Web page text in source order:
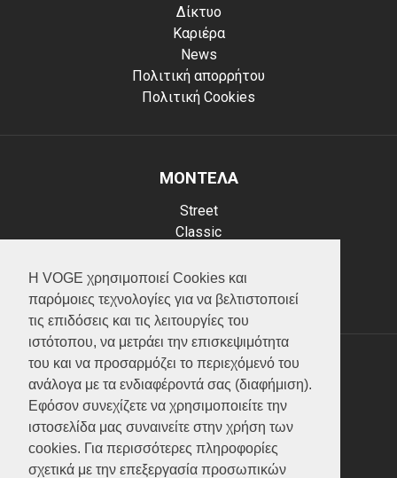
Η VOGE χρησιμοποιεί Cookies και
παρόμοιες τεχνολογίες για να βελτιστοποιεί
τις επιδόσεις και τις λειτουργίες του
ιστότοπου, να μετράει την επισκεψιμότητα
του και να προσαρμόζει το περιεχόμενό του
ανάλογα με τα ενδιαφέροντά σας (διαφήμιση).
Εφόσον συνεχίζετε να χρησιμοποιείτε την
ιστοσελίδα μας συναινείτε στην χρήση των
cookies. Για περισσότερες πληροφορίες
σχετικά με την επεξεργασία προσωπικών
Δίκτυο
Καριέρα
News
Πολιτική απορρήτου
Πολιτική Cookies
ΜΟΝΤΕΛΑ
Street
Classic
Scooter
ATV (Loncin)
ΥΠΗΡΕΣΙΕΣ
Test ride
Επικοινωνία
Service
Κατάλογος